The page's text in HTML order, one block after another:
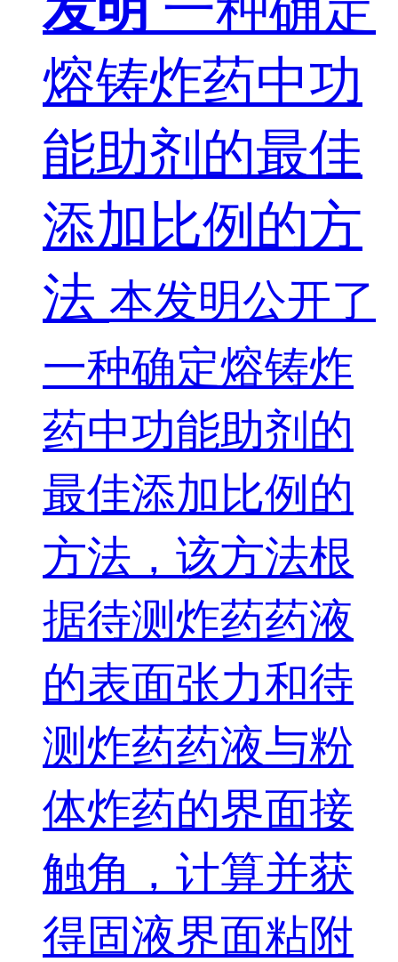
熔铸炸药中功
能助剂的最佳
添加比例的方
法 本发明公开了
一种确定熔铸炸
药中功能助剂的
最佳添加比例的
方法，该方法根
据待测炸药药液
的表面张力和待
测炸药药液与粉
体炸药的界面接
触角，计算并获
得固液界面粘附